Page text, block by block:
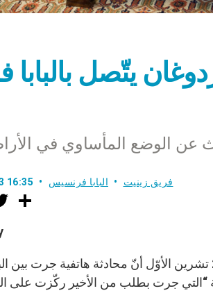
يتّصل
عن الوضع المأساوي في
16:35 فريق زينيت البابا فرنسيس
w
r
أكّد مدير دار الصحافة الفاتيكانية ماتيو بروني، اليوم الخميس 26 تشرين الأوّل أنّ محادثة
“التي جرت بطلب من الأخير ركّزت على